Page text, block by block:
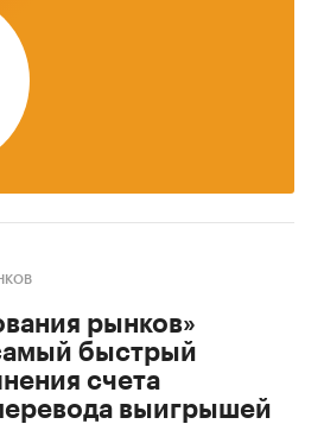
Таможенной
(Росстат).
EuroMonitor,
деловые и
издания, аналитические
в России и мире.
отечественного и
рынков»
быстрый
счета
выигрышей